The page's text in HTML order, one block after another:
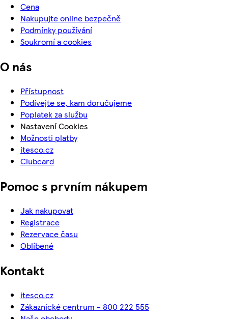
Cena
Nakupujte online bezpečně
Podmínky používání
Soukromí a cookies
O nás
Přístupnost
Podívejte se, kam doručujeme
Poplatek za službu
Nastavení Cookies
Možnosti platby
itesco.cz
Clubcard
Pomoc s prvním nákupem
Jak nakupovat
Registrace
Rezervace času
Oblíbené
Kontakt
itesco.cz
Zákaznické centrum - 800 222 555